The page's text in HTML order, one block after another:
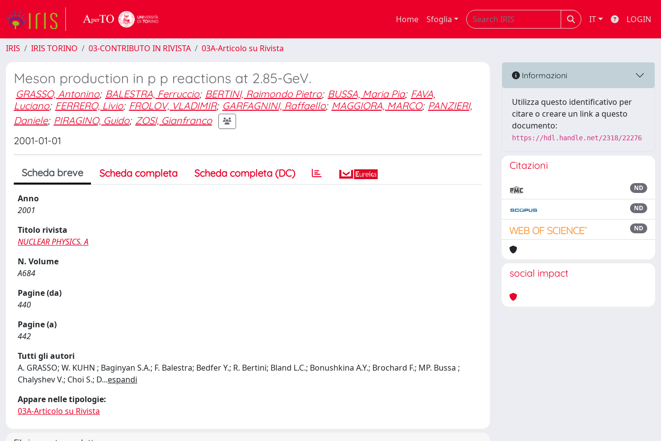
Home Sfoglia IT LOGIN
IRIS IRIS TORINO 03-CONTRIBUTO IN RIVISTA 03A-Articolo su Rivista
Meson production in p p reactions at 2.85-GeV.
GRASSO, Antonino; BALESTRA, Ferruccio; BERTINI, Raimondo Pietro; BUSSA, Maria Pia; FAVA,
Luciano; FERRERO, Livio; FROLOV, VLADIMIR; GARFAGNINI, Raffaello; MAGGIORA, MARCO; PANZIERI,
Daniele; PIRAGINO, Guido; ZOSI, Gianfranco
2001-01-01
Scheda breve Scheda completa Scheda completa (DC)
Anno
2001
Titolo rivista
NUCLEAR PHYSICS. A
N. Volume
A684
Pagine (da)
440
Pagine (a)
442
Tutti gli autori
A. GRASSO; W. KUHN ; Baginyan S.A.; F. Balestra; Bedfer Y.; R. Bertini; Bland L.C.; Bonushkina A.Y.; Brochard F.; MP. Bussa ;
Chalyshev V.; Choi S.; D...espandi
Appare nelle tipologie:
03A-Articolo su Rivista
Informazioni
Utilizza questo identificativo per
citare o creare un link a questo
documento:
https://hdl.handle.net/2318/22276
Citazioni
ND
ND
ND
social impact